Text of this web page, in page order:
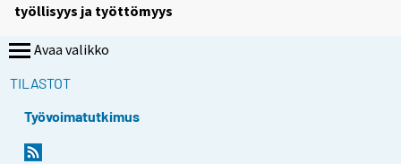
työllisyys ja työttömyys
Avaa valikko
TILASTOT
Työvoimatutkimus